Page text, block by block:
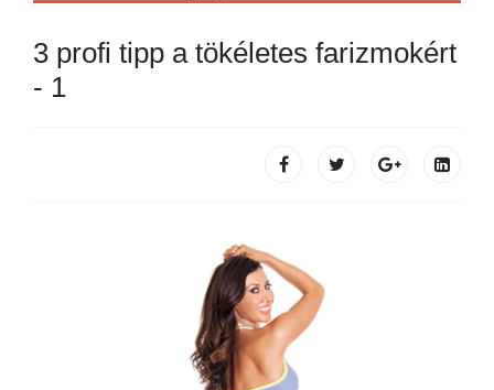
3 profi tipp a tökéletes farizmokért
- 1